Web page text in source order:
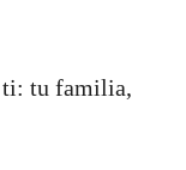
ti: tu familia,